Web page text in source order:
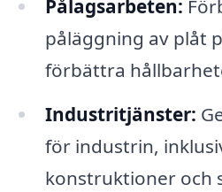
Pålagsarbeten:
påläggning av plåt
förbättra
Industritjänster:
för industrin,
konstruktioner och